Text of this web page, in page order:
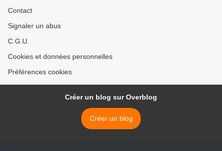
Contact
Signaler un abus
C.G.U.
Cookies et données personnelles
Préférences cookies
Créer un blog sur Overblog
Créer un blog